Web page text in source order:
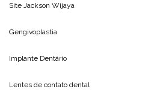
Site Jackson Wijaya
Gengivoplastia
Implante Dentário
Lentes de contato dental